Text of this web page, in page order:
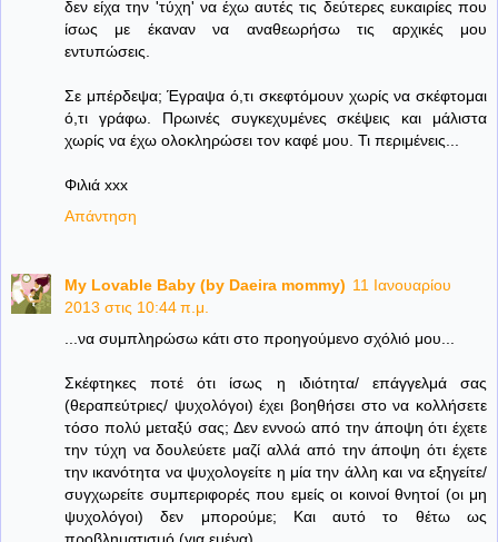
δεν είχα την 'τύχη' να έχω αυτές τις δεύτερες ευκαιρίες που
ίσως με έκαναν να αναθεωρήσω τις αρχικές μου
εντυπώσεις.
Σε μπέρδεψα; Έγραψα ό,τι σκεφτόμουν χωρίς να σκέφτομαι
ό,τι γράφω. Πρωινές συγκεχυμένες σκέψεις και μάλιστα
χωρίς να έχω ολοκληρώσει τον καφέ μου. Τι περιμένεις...
Φιλιά xxx
Απάντηση
My Lovable Baby (by Daeira mommy) 11 Ιανουαρίου
2013 στις 10:44 π.μ.
...να συμπληρώσω κάτι στο προηγούμενο σχόλιό μου...
Σκέφτηκες ποτέ ότι ίσως η ιδιότητα/ επάγγελμά σας
(θεραπεύτριες/ ψυχολόγοι) έχει βοηθήσει στο να κολλήσετε
τόσο πολύ μεταξύ σας; Δεν εννοώ από την άποψη ότι έχετε
την τύχη να δουλεύετε μαζί αλλά από την άποψη ότι έχετε
την ικανότητα να ψυχολογείτε η μία την άλλη και να εξηγείτε/
συγχωρείτε συμπεριφορές που εμείς οι κοινοί θνητοί (οι μη
ψυχολόγοι) δεν μπορούμε; Και αυτό το θέτω ως